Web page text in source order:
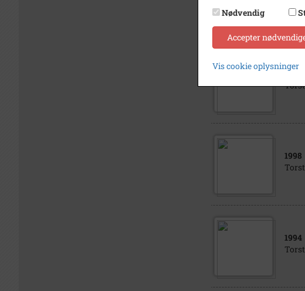
1997
1998
1994
Nødvendig
Accepter
Vis cookie oplysninger